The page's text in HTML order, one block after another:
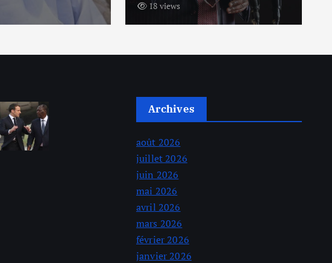
18 views
Archives
août 2026
juillet 2026
juin 2026
mai 2026
avril 2026
mars 2026
février 2026
janvier 2026